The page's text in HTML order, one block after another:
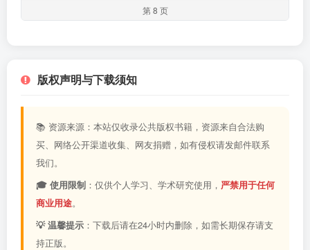
第 8 页
版权声明与下载须知
📚 资源来源：本站仅收录公共版权书籍，资源来自合法购
买、网络公开渠道收集、网友捐赠，如有侵权请发邮件联系
我们。
🎓 使用限制 ：仅供个人学习、学术研究使用， 严禁用于任何
商业用途。
💡 温馨提示 ：下载后请在24小时内删除，如需长期保存请支
持正版。